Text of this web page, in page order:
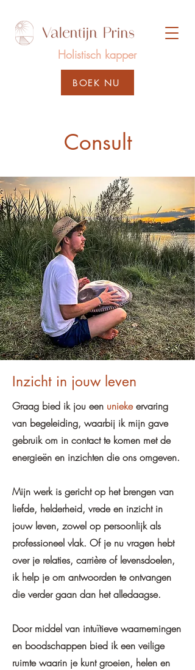
Holistisch kapper
BOEK NU
Consult
Inzicht in jouw leven
Graag bied ik jou een uniekeervaring
van begeleiding, waarbij ik mijn gave
gebruik om in contact te komen met de
energieën en inzichten die ons omgeven.
Mijn werk is gericht op het brengen van
liefde, helderheid, vrede en inzicht in
jouw leven, zowel op persoonlijk als
professioneel vlak. Of je nu vragen hebt
over je relaties, carrière of levensdoelen,
ik help je om antwoorden te ontvangen
die verder gaan dan het alledaagse.
Door middel van intuïtieve waarnemingen
en boodschappen bied ik een veilige
ruimte waarin je kunt groeien, helen en